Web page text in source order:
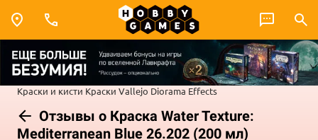
Краски и кисти Краски Vallejo Diorama Effects
Отзывы о Краска Water Texture:
Mediterranean Blue 26.202 (200 мл)